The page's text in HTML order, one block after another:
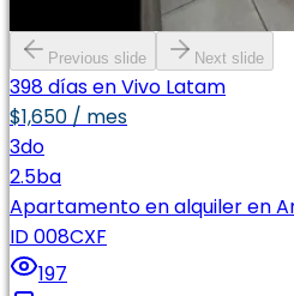
Previous slide Next slide
398 días en Vivo Latam
$1,650 / mes
3do
2.5ba
Apartamento en alquiler en
ID 008CXF
197